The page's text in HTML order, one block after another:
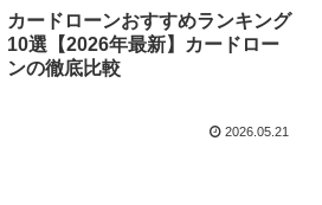
カードローンおすすめランキング
10選【2026年最新】カードロー
ンの徹底比較
2026.05.21